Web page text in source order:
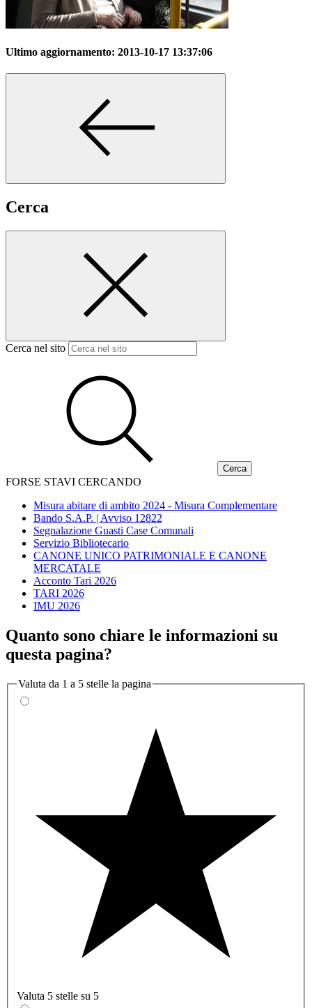
Ultimo aggiornamento: 2013-10-17 13:37:06
Cerca
Cerca nel sito
FORSE STAVI CERCANDO
Misura abitare di ambito 2024 - Misura Complementare
Bando S.A.P. | Avviso 12822
Segnalazione Guasti Case Comunali
Servizio Bibliotecario
CANONE UNICO PATRIMONIALE E CANONE
MERCATALE
Acconto Tari 2026
TARI 2026
IMU 2026
Quanto sono chiare le informazioni su
questa pagina?
Valuta da 1 a 5 stelle la pagina
Valuta 5 stelle su 5